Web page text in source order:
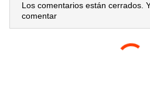
Los comentarios están cerrados.
comentar